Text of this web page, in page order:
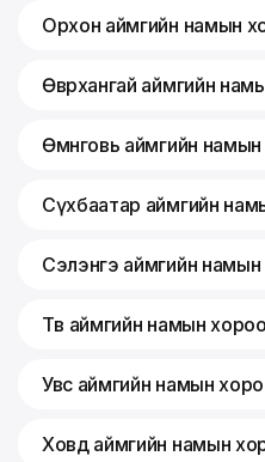
Орхон аймгийн намын
Өвөрхангай аймгийн
Өмнөговь аймгийн
Сүхбаатар аймгийн
Сэлэнгэ аймгийн
Төв аймгийн намын хороо
Увс аймгийн намын
Ховд аймгийн намын